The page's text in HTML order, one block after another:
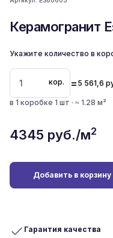
Керамогранит
Укажите количество в
кор. = 5 561,6
в 1 коробке 1 шт · ≈ 1.28 м²
4345 руб./м2
Добавить в корзину
Гарантия качества